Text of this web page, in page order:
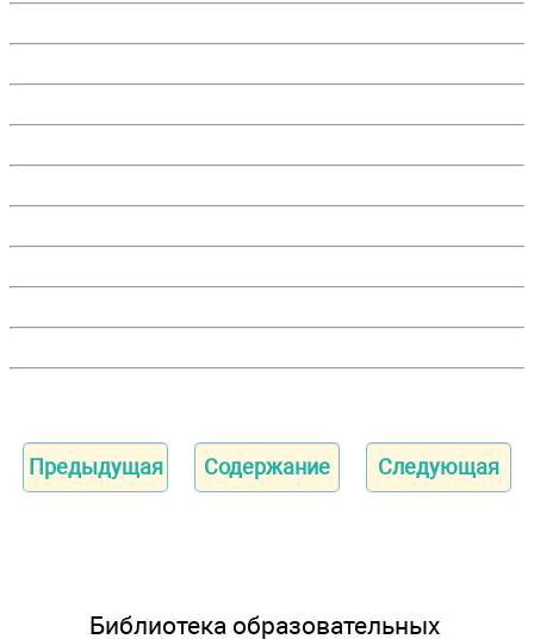
Предыдущая Содержание Следующая
Библиотека образовательных